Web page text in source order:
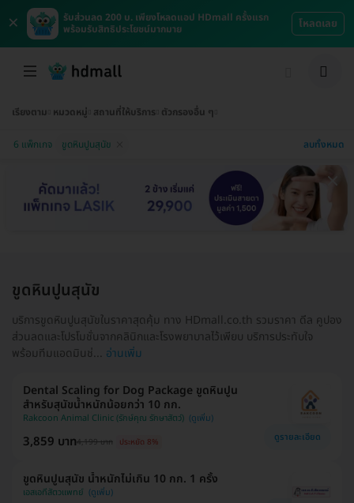
×
รับส่วนลด 200 บ. เพียงโหลดแอป HDmall ครั้งแรก
พร้อมรับสิทธิประโยชน์มากมาย
โหลดเลย
เรียงตาม หมวดหมู่ สถานที่ให้บริการ ตัวกรองอื่น ๆ
6 แพ็กเกจ ขูดหินปูนสุนัข ลบทั้งหมด
ขูดหินปูนสุนัข
บริการขูดหินปูนสุนัขในราคาสุดคุ้ม ทาง HDmall.co.th รวมราคา ดีล คูปอง
ส่วนลดและโปรโมชั่นจากคลินิกและโรงพยาบาลไว้เพียบ บริการประทับใจ
พร้อมทีมแอดมินช่... อ่านเพิ่ม
Dental Scaling for Dog Package ขูดหินปูน
สำหรับสุนัขน้ำหนักน้อยกว่า 10 กก.
Rakcoon Animal Clinic (รักษ์คุณ รักษาสัตว์)
3,859 บาท4,199 บาท ประหยัด 8% ดูรายละเอียด
ขูดหินปูนสุนัข น้ำหนักไม่เกิน 10 กก. 1 ครั้ง
เอสเอทีสัตวแพทย์